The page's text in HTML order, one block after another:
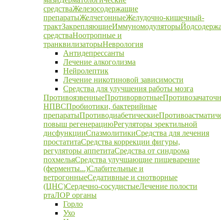
средстваЖелезосодержащие
препаратыЖелчегонныеЖелудочно-кишечный-
трактЗакрепляющиеИммуномодуляторы
средстваНоотропные и
транквилизаторыНеврология
Антидепрессанты
Лечение алкоголизма
Нейролептик
Лечение никотиновой зависимости
Средства для улучшения работы мозга
ПротивоязвенныеПротиворвотные
НПВСПробиотики, бактерийные
препаратыПротиводиабетические
повыш регенерациюРегуляторы эректильной
дисфункцииСпазмолитикиСредства для лечения
простатитаСредства коррекции фигуры,
регуляторы аппетитаСредства от синдрома
похмельяСредства улучшающие пищеварение
(ферменты...)Слабительные и
ветрогонныеСедативные и снотворные
(ЦНС)Сердечно-сосудистыеЛечение полости
ртаЛОР органы
Горло
Ухо